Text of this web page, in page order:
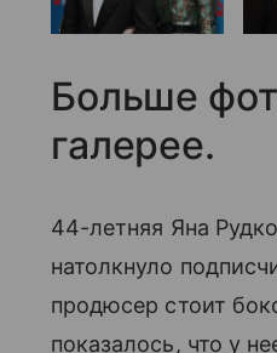
Больше
галерее.
44-летняя Яна
натолкнуло
продюсер стоит
показалось, что у